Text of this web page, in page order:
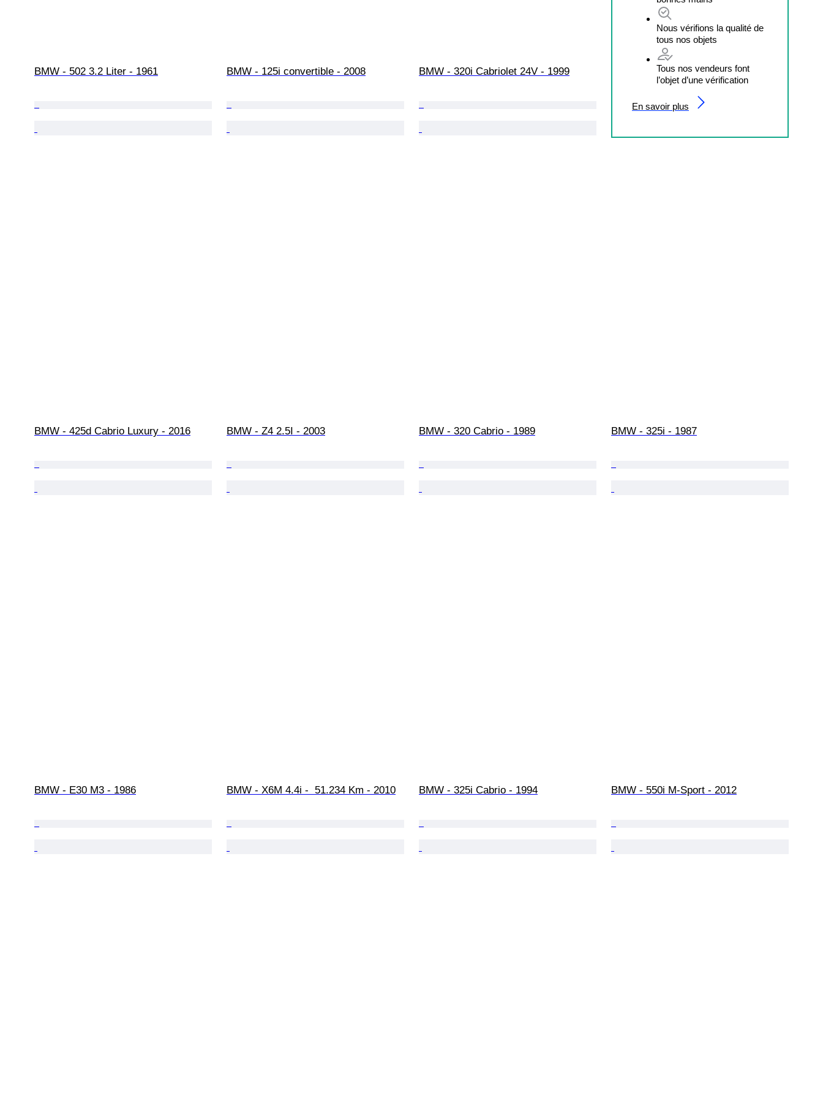
Nous vérifions la qualité de
tous nos objets
Tous nos vendeurs font
l’objet d’une vérification
En savoir plus
BMW - 502 3.2 Liter - 1961 BMW - 125i convertible - 2008 BMW - 320i Cabriolet 24V - 1999
BMW - 425d Cabrio Luxury - 2016 BMW - Z4 2.5I - 2003 BMW - 320 Cabrio - 1989 BMW - 325i - 1987
BMW - E30 M3 - 1986 BMW - X6M 4.4i -  51.234 Km - 2010 BMW - 325i Cabrio - 1994 BMW - 550i M-Sport - 2012